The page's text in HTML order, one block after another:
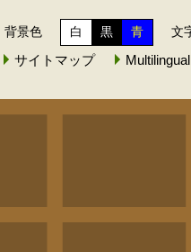
背景色 白 黒 青 文
サイトマップ